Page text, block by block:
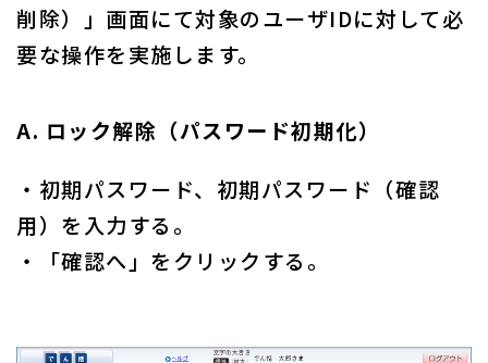
削除）」画面にて対象のユーザIDに対して必
要な操作を実施します。
A. ロック解除（パスワード初期化）
・初期パスワード、初期パスワード（確認
用）を入力する。
・「確認へ」をクリックする。